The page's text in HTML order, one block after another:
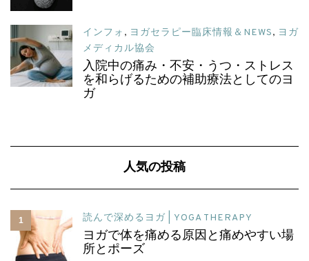
インフォ , ヨガセラピー臨床情報＆NEWS, ヨガ
メディカル協会
入院中の痛み・不安・うつ・ストレス
を和らげるための補助療法としてのヨ
ガ
人気の投稿
1 読んで深めるヨガ | YOGA THERAPY
ヨガで体を痛める原因と痛めやすい場
所とポーズ